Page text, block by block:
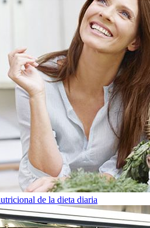
de la dieta diaria